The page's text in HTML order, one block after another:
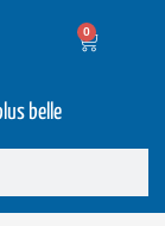
0
belle